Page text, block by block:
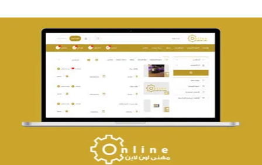
تصميم حراج مهنى
التفاصيل